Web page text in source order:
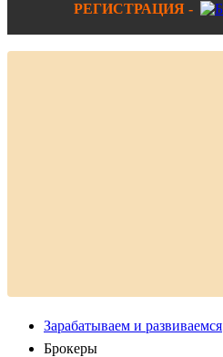
РЕГИСТРАЦИЯ -
Зарабатываем и развиваемся
Брокеры